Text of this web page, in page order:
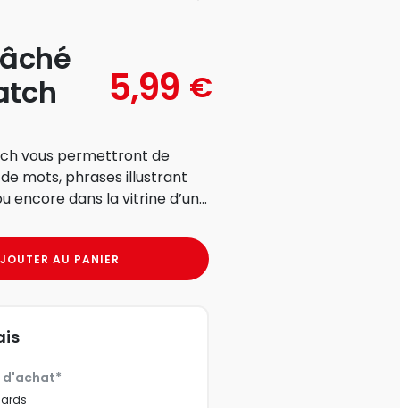
5,99 €
vous permettront de
mots, phrases illustrant
dans la vitrine d’un...
AU PANIER
d'achat*